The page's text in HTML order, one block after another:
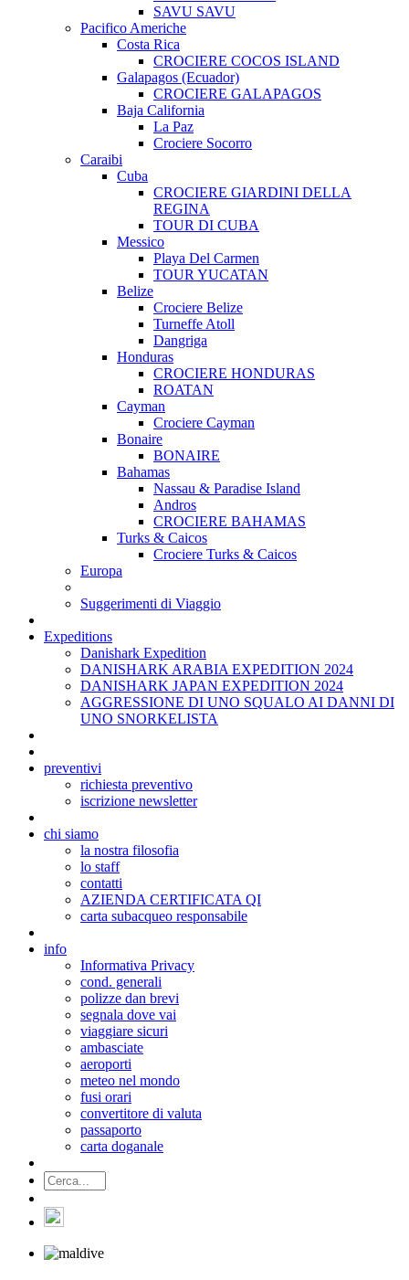
SAVU SAVU
Pacifico Americhe
Costa Rica
CROCIERE COCOS ISLAND
Galapagos (Ecuador)
CROCIERE GALAPAGOS
Baja California
La Paz
Crociere Socorro
Caraibi
Cuba
CROCIERE GIARDINI DELLA
REGINA
TOUR DI CUBA
Messico
Playa Del Carmen
TOUR YUCATAN
Belize
Crociere Belize
Turneffe Atoll
Dangriga
Honduras
CROCIERE HONDURAS
ROATAN
Cayman
Crociere Cayman
Bonaire
BONAIRE
Bahamas
Nassau & Paradise Island
Andros
CROCIERE BAHAMAS
Turks & Caicos
Crociere Turks & Caicos
Europa
Suggerimenti di Viaggio
Expeditions
Danishark Expedition
DANISHARK ARABIA EXPEDITION 2024
DANISHARK JAPAN EXPEDITION 2024
AGGRESSIONE DI UNO SQUALO AI DANNI DI
UNO SNORKELISTA
preventivi
richiesta preventivo
iscrizione newsletter
chi siamo
la nostra filosofia
lo staff
contatti
AZIENDA CERTIFICATA QI
carta subacqueo responsabile
info
Informativa Privacy
cond. generali
polizze dan brevi
segnala dove vai
viaggiare sicuri
ambasciate
aeroporti
meteo nel mondo
fusi orari
convertitore di valuta
passaporto
carta doganale